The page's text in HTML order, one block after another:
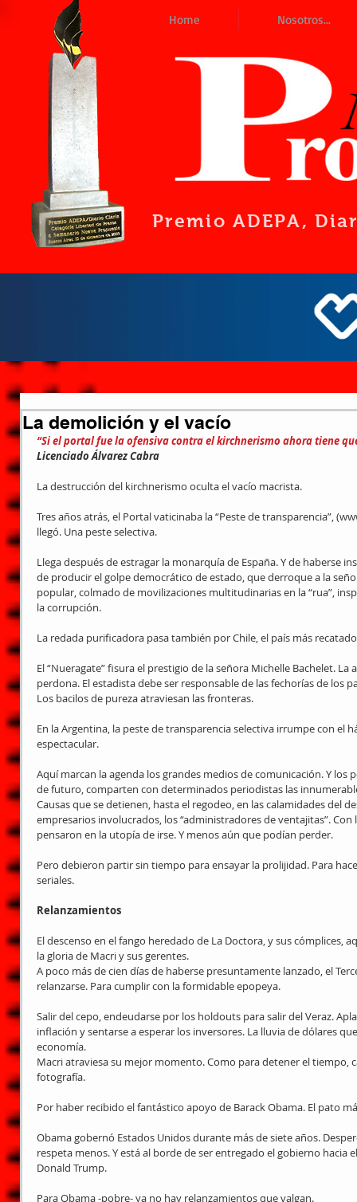
Home Nosotros...
Premio ADEPA,
La demolición y el vacío
“Si el portal fue la ofensiva contra el kirchnerismo ahora tiene
Licenciado Álvarez Cabra
La destrucción del kirchnerismo oculta el vacío macrista.
Tres años atrás, el Portal vaticinaba la “Peste de transparencia”,
llegó. Una peste selectiva.
Llega después de estragar la monarquía de España. Y de haberse
de producir el golpe democrático de estado, que derroque a la
popular, colmado de movilizaciones multitudinarias en la “rua”,
la corrupción.
La redada purificadora pasa también por Chile, el país más
El “Nueragate” fisura el prestigio de la señora Michelle Bachelet.
perdona. El estadista debe ser responsable de las fechorías de los
Los bacilos de pureza atraviesan las fronteras.
En la Argentina, la peste de transparencia selectiva irrumpe con el
espectacular.
Aquí marcan la agenda los grandes medios de comunicación. Y
de futuro, comparten con determinados periodistas las
Causas que se detienen, hasta el regodeo, en las calamidades del
empresarios involucrados, los “administradores de ventajitas”.
pensaron en la utopía de irse. Y menos aún que podían perder.
Pero debieron partir sin tiempo para ensayar la prolijidad. Para
seriales.
Relanzamientos
El descenso en el fango heredado de La Doctora, y sus cómplices,
la gloria de Macri y sus gerentes.
A poco más de cien días de haberse presuntamente lanzado, el
relanzarse. Para cumplir con la formidable epopeya.
Salir del cepo, endeudarse por los holdouts para salir del Veraz.
inflación y sentarse a esperar los inversores. La lluvia de dólares
economía.
Macri atraviesa su mejor momento. Como para detener el tiempo,
fotografía.
Por haber recibido el fantástico apoyo de Barack Obama. El pato
Obama gobernó Estados Unidos durante más de siete años.
respeta menos. Y está al borde de ser entregado el gobierno
Donald Trump.
Para Obama -pobre- ya no hay relanzamientos que valgan.